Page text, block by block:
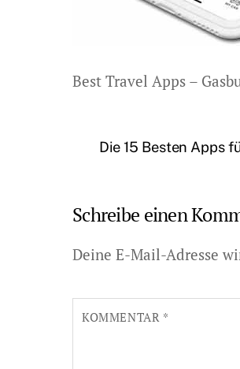
Best Travel Apps –
Die 15 Besten Apps
Schreibe einen
Deine E-Mail-Adresse
KOMMENTAR *